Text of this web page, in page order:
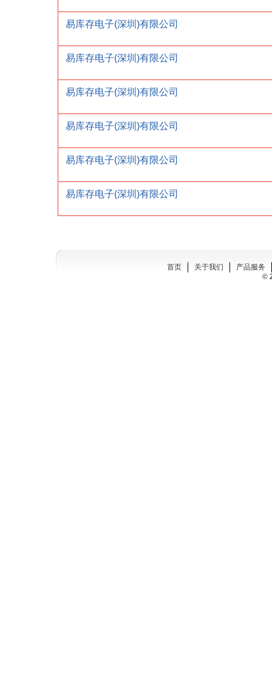
易库存电子(深圳)有限公司
易库存电子(深圳)有限公司
易库存电子(深圳)有限公司
易库存电子(深圳)有限公司
易库存电子(深圳)有限公司
易库存电子(深圳)有限公司
首页 关于我们
产品服务
©